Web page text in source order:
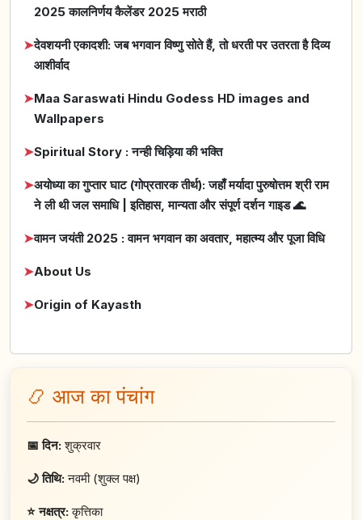
2025 कालनिर्णय कैलेंडर 2025 मराठी
➤देवशयनी एकादशी: जब भगवान विष्णु सोते हैं, तो धरती पर उतरता है दिव्य
आशीर्वाद
➤Maa Saraswati Hindu Godess HD images and
Wallpapers
➤Spiritual Story : नन्ही चिड़िया की भक्ति
➤अयोध्या का गुप्तार घाट (गोप्रतारक तीर्थ): जहाँ मर्यादा पुरुषोत्तम श्री राम
ने ली थी जल समाधि | इतिहास, मान्यता और संपूर्ण दर्शन गाइड 🌊
➤वामन जयंती 2025 : वामन भगवान का अवतार, महात्म्य और पूजा विधि
➤About Us
➤Origin of Kayasth
📿 आज का पंचांग
📅 दिन:शुक्रवार
🌙 तिथि:नवमी (शुक्ल पक्ष)
⭐ नक्षत्र:कृत्तिका